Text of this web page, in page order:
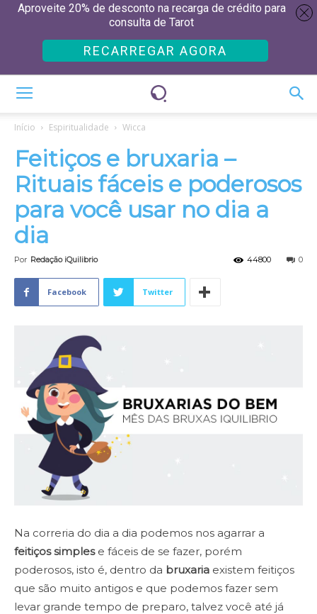
Início Espiritualidade Wicca
Feitiços e bruxaria –
Rituais fáceis e poderosos
para você usar no dia a
dia
Por Redação iQuilibrio 0
44800
Facebook Twitter
Na correria do dia a dia podemos nos agarrar a
feitiços simplese fáceis de se fazer, porém
poderosos, isto é, dentro da bruxaria existem feitiços
que são muito antigos e que podemos fazer sem
levar grande tempo de preparo, talvez você até já
Aproveite 20% de desconto na recarga de crédito para
consulta de Tarot
RECARREGAR AGORA